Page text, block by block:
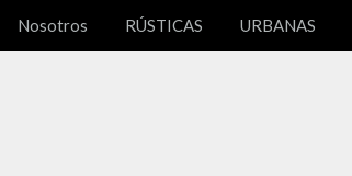
Nosotros RÚSTICAS URBANAS